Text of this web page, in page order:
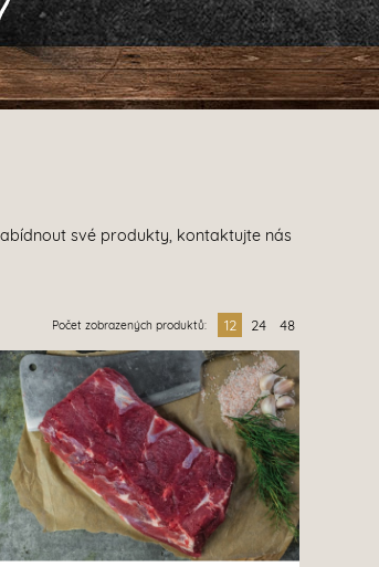
své produkty, kontaktujte nás
Počet zobrazených produktů: 12 24 48